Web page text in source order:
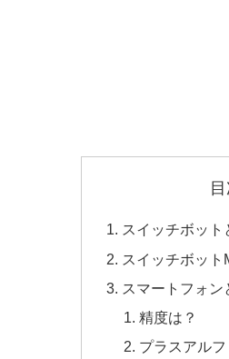
スイッチボット
スイッチボッ
スマートフォン
精度は？
プラスアル